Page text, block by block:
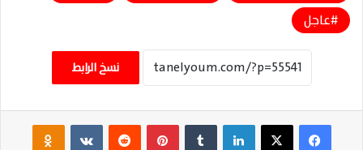
عاجل
نسخ الرابط
فيسبوك ‫X لينكدإن بينتيريست ‏VKontakte